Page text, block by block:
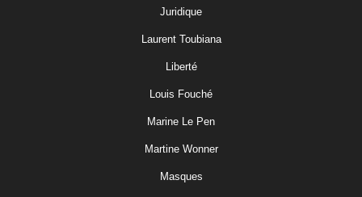
Juridique
Laurent Toubiana
Liberté
Louis Fouché
Marine Le Pen
Martine Wonner
Masques